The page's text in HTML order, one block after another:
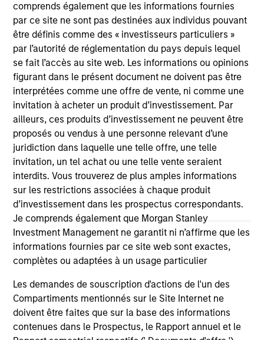
comprends également que les informations fournies
par ce site ne sont pas destinées aux individus pouvant
être définis comme des « investisseurs particuliers »
par l’autorité de réglementation du pays depuis lequel
se fait l’accès au site web. Les informations ou opinions
figurant dans le présent document ne doivent pas être
interprétées comme une offre de vente, ni comme une
invitation à acheter un produit d’investissement. Par
ailleurs, ces produits d’investissement ne peuvent être
proposés ou vendus à une personne relevant d’une
juridiction dans laquelle une telle offre, une telle
invitation, un tel achat ou une telle vente seraient
interdits. Vous trouverez de plus amples informations
sur les restrictions associées à chaque produit
d’investissement dans les prospectus correspondants.
Je comprends également que Morgan Stanley
Investment Management ne garantit ni n’affirme que les
informations fournies par ce site web sont exactes,
complètes ou adaptées à un usage particulier
Les demandes de souscription d'actions de l'un des
Compartiments mentionnés sur le Site Internet ne
doivent être faites que sur la base des informations
contenues dans le Prospectus, le Rapport annuel et le
As of December 12, 2025. The above is provided for
informational and educational purposes only. There is no
guarantee that the investment mentioned resulted in
positive performance (for realized holdings), or will perform
well in the future (for current holdings). The trademarks and
service marks above are the property of their respective
owners. The information on this website has not been
authorized, sponsored, or otherwise approved by such
owners. By clicking on any links shown here, you agree that
you are navigating to a third party site. We are providing
these hyperlinks to you only as a convenience and the
inclusion of any hyperlink is not and does not imply any
endorsement, approval, investigation, verification or
monitoring by us of any information contained in any
hyperlinked site. In no event shall we be responsible for the
information contained on the site or your use of such site.